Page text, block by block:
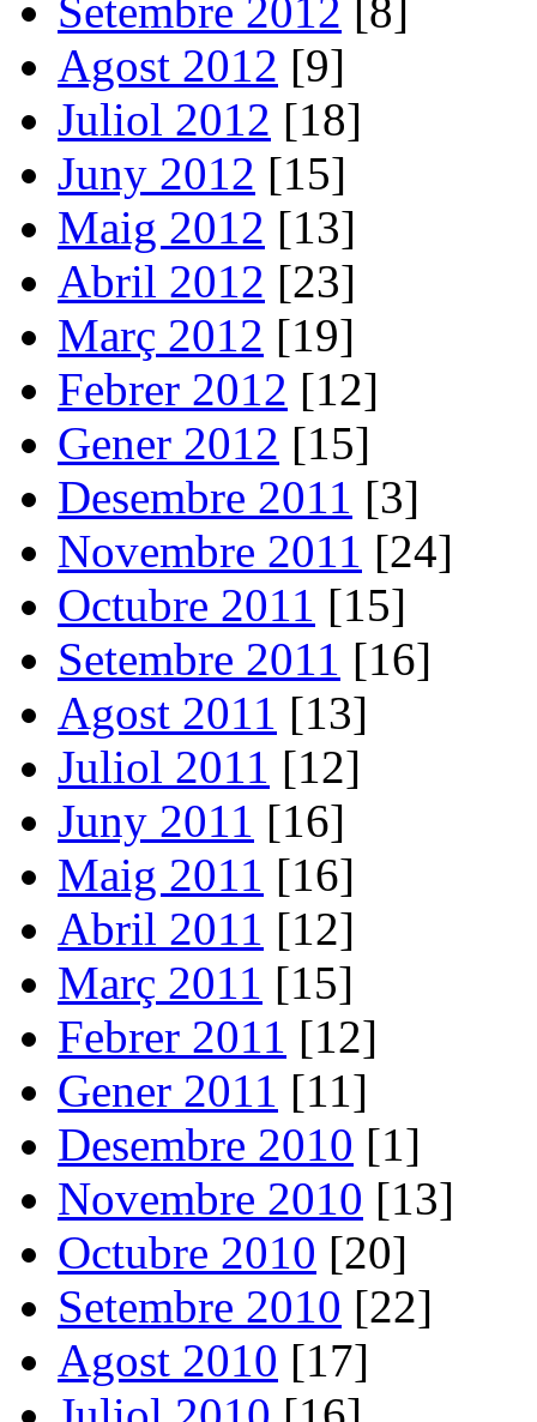
Setembre 2012 [8]
Agost 2012 [9]
Juliol 2012 [18]
Juny 2012 [15]
Maig 2012 [13]
Abril 2012 [23]
Març 2012 [19]
Febrer 2012 [12]
Gener 2012 [15]
Desembre 2011 [3]
Novembre 2011 [24]
Octubre 2011 [15]
Setembre 2011 [16]
Agost 2011 [13]
Juliol 2011 [12]
Juny 2011 [16]
Maig 2011 [16]
Abril 2011 [12]
Març 2011 [15]
Febrer 2011 [12]
Gener 2011 [11]
Desembre 2010 [1]
Novembre 2010 [13]
Octubre 2010 [20]
Setembre 2010 [22]
Agost 2010 [17]